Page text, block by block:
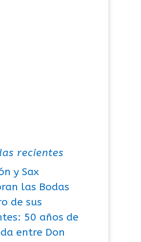
recientes
y Sax
las Bodas
de sus
50 años de
entre Don